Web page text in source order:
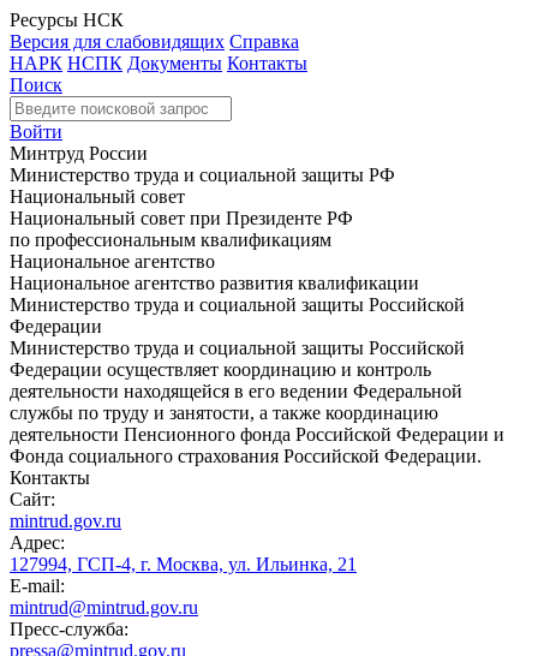
Ресурсы НСК
Версия для слабовидящих Справка
НАРК НСПК Документы Контакты
Поиск
Войти
Минтруд России
Министерство труда и социальной защиты РФ
Национальный совет
Национальный совет при Президенте РФ
по профессиональным квалификациям
Национальное агентство
Национальное агентство развития квалификации
Министерство труда и социальной защиты Российской
Федерации
Министерство труда и социальной защиты Российской
Федерации осуществляет координацию и контроль
деятельности находящейся в его ведении Федеральной
службы по труду и занятости, а также координацию
деятельности Пенсионного фонда Российской Федерации и
Фонда социального страхования Российской Федерации.
Контакты
Сайт:
mintrud.gov.ru
Адрес:
127994, ГСП-4, г. Москва, ул. Ильинка, 21
E-mail:
mintrud@mintrud.gov.ru
Пресс-служба:
pressa@mintrud.gov.ru